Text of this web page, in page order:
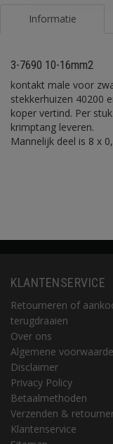
Informatie
3-7690 10-16mm2
kontakt male voor
stekkerhuizen 40200
koper vertind. Per
krimptang leveren.
Mannelijk deel is 8 x
KLANTENSERVICE
Retourneren of
terugdraaien
Over ons
Algemene
Disclaimer
Privacy Policy
Betaalmethoden
Verzenden &
Klantenservice